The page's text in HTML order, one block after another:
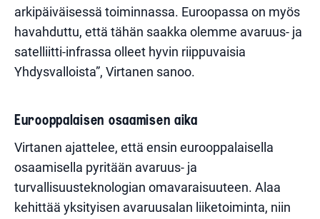
arkipäiväisessä toiminnassa. Euroopassa on myös
havahduttu, että tähän saakka olemme avaruus- ja
satelliitti-infrassa olleet hyvin riippuvaisia
Yhdysvalloista”, Virtanen sanoo.
Eurooppalaisen osaamisen aika
Virtanen ajattelee, että ensin eurooppalaisella
osaamisella pyritään avaruus- ja
turvallisuusteknologian omavaraisuuteen. Alaa
kehittää yksityisen avaruusalan liiketoiminta, niin